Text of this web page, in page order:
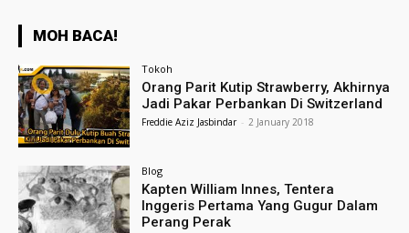
MOH BACA!
Tokoh
Orang Parit Kutip Strawberry, Akhirnya
Jadi Pakar Perbankan Di Switzerland
Freddie Aziz Jasbindar - 2 January 2018
Blog
Kapten William Innes, Tentera
Inggeris Pertama Yang Gugur Dalam
Perang Perak